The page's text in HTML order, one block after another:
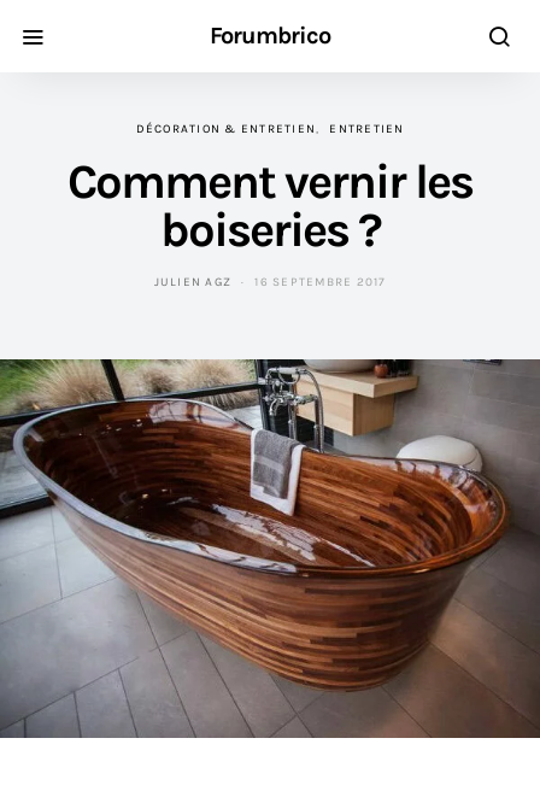
Forumbrico
DÉCORATION & ENTRETIEN ENTRETIEN
Comment vernir les
boiseries ?
JULIEN AGZ 16 SEPTEMBRE 2017